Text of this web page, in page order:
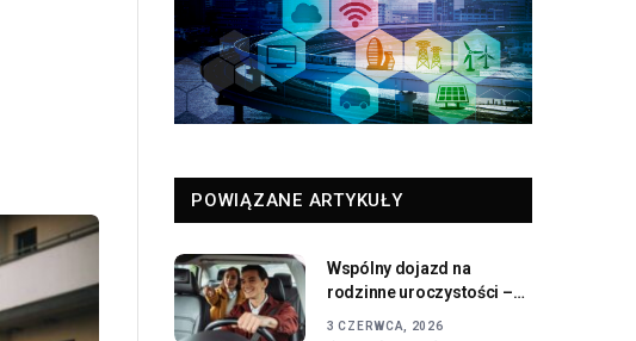
POWIĄZANE ARTYKUŁY
Wspólny dojazd na
rodzinne uroczystości –
3 CZERWCA, 2026